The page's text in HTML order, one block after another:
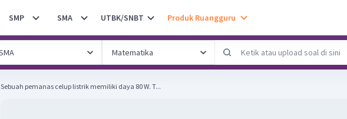
SMP SMA UTBK/SNBT Produk Ruangguru
Sebuah pemanas celup listrik memiliki daya 80 W. T...